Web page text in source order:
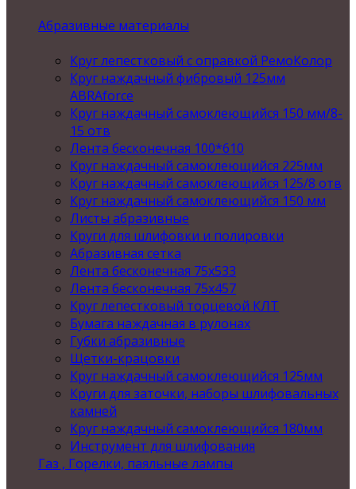
Абразивные материалы
Круг лепестковый с оправкой РемоКолор
Круг наждачный фибровый 125мм
ABRAforce
Круг наждачный самоклеющийся 150 мм/8-
15 отв
Лента бесконечная 100*610
Круг наждачный самоклеющийся 225мм
Круг наждачный самоклеющийся 125/8 отв
Круг наждачный самоклеющийся 150 мм
Листы абразивные
Круги для шлифовки и полировки
Абразивная сетка
Лента бесконечная 75х533
Лента бесконечная 75х457
Круг лепестковый торцевой КЛТ
Бумага наждачная в рулонах
Губки абразивные
Щетки-крацовки
Круг наждачный самоклеющийся 125мм
Круги для заточки, наборы шлифовальных
камней
Круг наждачный самоклеющийся 180мм
Инструмент для шлифования
Газ , Горелки, паяльные лампы